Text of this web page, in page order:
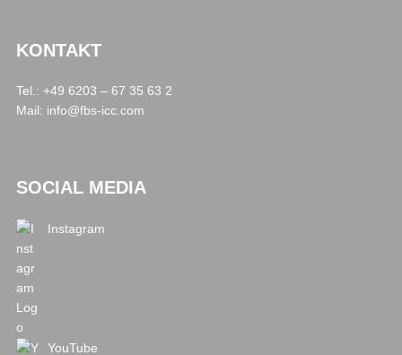
KONTAKT
Tel.: +49 6203 – 67 35 63 2
Mail: info@fbs-icc.com
SOCIAL MEDIA
Instagram
YouTube